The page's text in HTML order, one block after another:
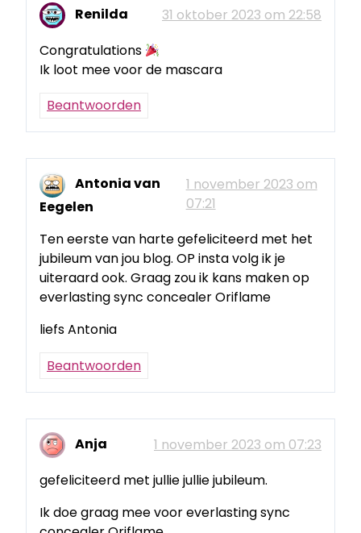
Renilda
31 oktober 2023 om 22:58
Congratulations
Ik loot mee voor de mascara
Beantwoorden
Antonia van
Eegelen
1 november 2023 om
07:21
Ten eerste van harte gefeliciteerd met het
jubileum van jou blog. OP insta volg ik je
uiteraard ook. Graag zou ik kans maken op
everlasting sync concealer Oriflame
liefs Antonia
Beantwoorden
Anja
1 november 2023 om 07:23
gefeliciteerd met jullie jullie jubileum.
Ik doe graag mee voor everlasting sync